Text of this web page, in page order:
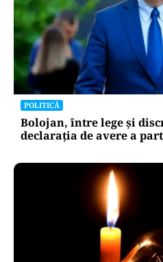
POLITICĂ
Bolojan, între lege și
declarația de avere a